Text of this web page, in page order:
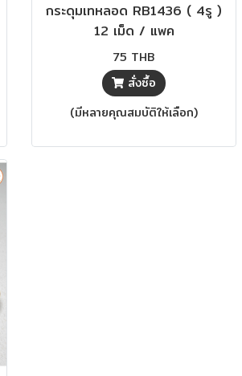
กระดุมเทหลอด RB1436 ( 4รู )
12 เม็ด / แพค
75 THB
สั่งซื้อ
(มีหลายคุณสมบัติให้เลือก)